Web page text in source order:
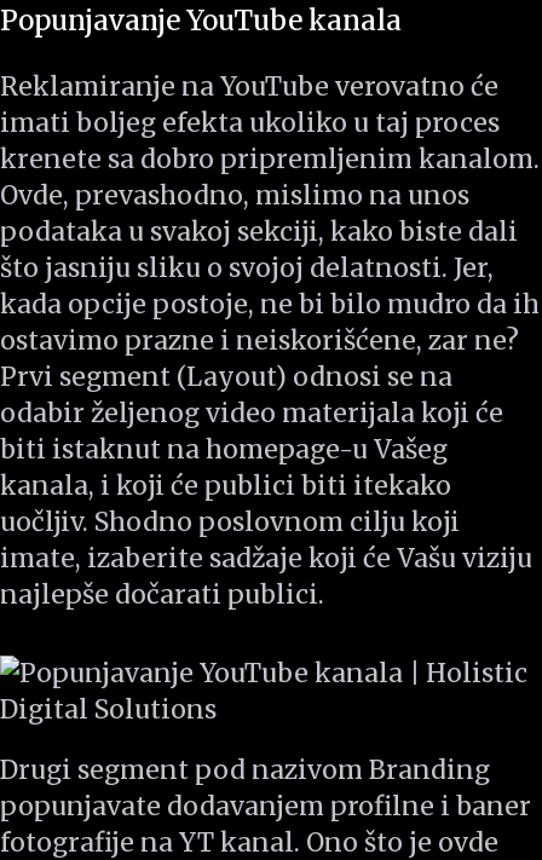
Popunjavanje YouTube kanala
Reklamiranje na YouTube verovatno će
imati boljeg efekta ukoliko u taj proces
krenete sa dobro pripremljenim kanalom.
Ovde, prevashodno, mislimo na unos
podataka u svakoj sekciji, kako biste dali
što jasniju sliku o svojoj delatnosti. Jer,
kada opcije postoje, ne bi bilo mudro da ih
ostavimo prazne i neiskorišćene, zar ne?
Prvi segment (Layout) odnosi se na
odabir željenog video materijala koji će
biti istaknut na homepage-u Vašeg
kanala, i koji će publici biti itekako
uočljiv. Shodno poslovnom cilju koji
imate, izaberite sadžaje koji će Vašu viziju
najlepše dočarati publici.
Drugi segment pod nazivom Branding
popunjavate dodavanjem profilne i baner
fotografije na YT kanal. Ono što je ovde